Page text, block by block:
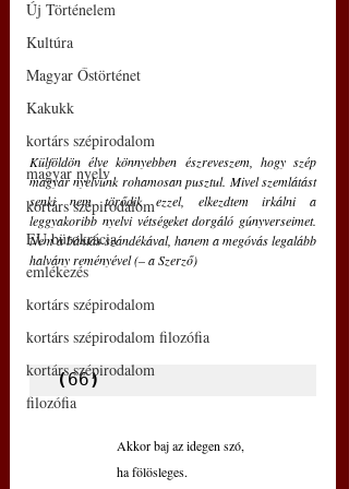
Új Történelem
Kultúra
Magyar Őstörténet
Kakukk
kortárs szépirodalom
magyar nyelv
kortárs szépirodalom
EU bürokrácia
emlékezés
kortárs szépirodalom
kortárs szépirodalom filozófia
kortárs szépirodalom
filozófia
Külföldön élve könnyebben észreveszem, hogy szép
magyar nyelvünk rohamosan pusztul. Mivel szemlátást
senki nem törődik ezzel, elkezdtem irkálni a
leggyakoribb nyelvi vétségeket dorgáló gúnyverseimet.
Nem a bántás szándékával, hanem a megóvás legalább
halvány reményével (– a Szerző)
(66)
Akkor baj az idegen szó,
ha fölösleges.